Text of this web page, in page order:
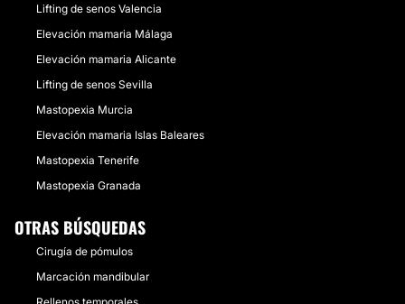
Lifting de senos Valencia
Elevación mamaria Málaga
Elevación mamaria Alicante
Lifting de senos Sevilla
Mastopexia Murcia
Elevación mamaria Islas Baleares
Mastopexia Tenerife
Mastopexia Granada
OTRAS BÚSQUEDAS
Cirugía de pómulos
Marcación mandibular